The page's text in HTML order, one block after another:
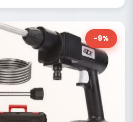
-9%